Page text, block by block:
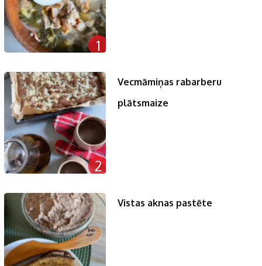
1
2
Vecmāmiņas rabarberu
plātsmaize
Vistas aknas pastēte